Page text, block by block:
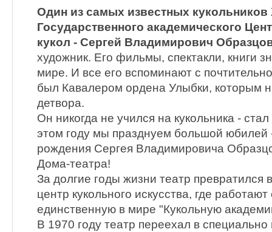
Один из самых известных кукольников
Государственного академического
кукол - Сергей Владимирович
художник. Его фильмы, спектакли, книги
мире. И все его вспоминают с
был Кавалером ордена Улыбки, которым
детвора.
Он никогда не учился на кукольника -
этом году мы празднуем большой юбилей
рождения Сергея Владимировича
Дома-театра!
За долгие годы жизни театр превратился
центр кукольного искусства, где
единственную в мире "Кукольную
В 1970 году театр переехал в